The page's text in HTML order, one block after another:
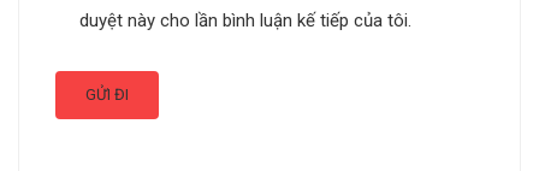
duyệt này cho lần bình luận kế tiếp của tôi.